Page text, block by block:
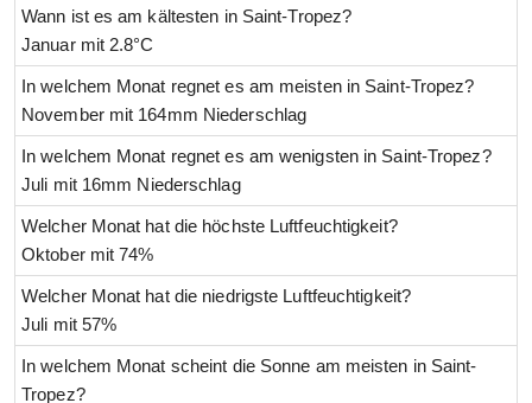
Wann ist es am kältesten in Saint-Tropez?
Januar mit 2.8°C
In welchem Monat regnet es am meisten in Saint-Tropez?
November mit 164mm Niederschlag
In welchem Monat regnet es am wenigsten in Saint-Tropez?
Juli mit 16mm Niederschlag
Welcher Monat hat die höchste Luftfeuchtigkeit?
Oktober mit 74%
Welcher Monat hat die niedrigste Luftfeuchtigkeit?
Juli mit 57%
In welchem Monat scheint die Sonne am meisten in Saint-
Tropez?